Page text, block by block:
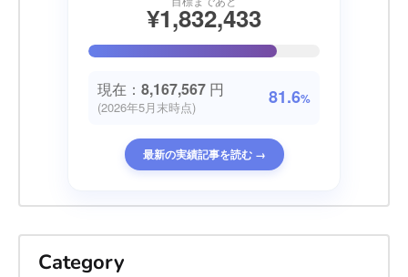
¥1,832,433
現在： 8,167,567 円
(2026年5月末時点) 81.6%
最新の実績記事を読む →
Category